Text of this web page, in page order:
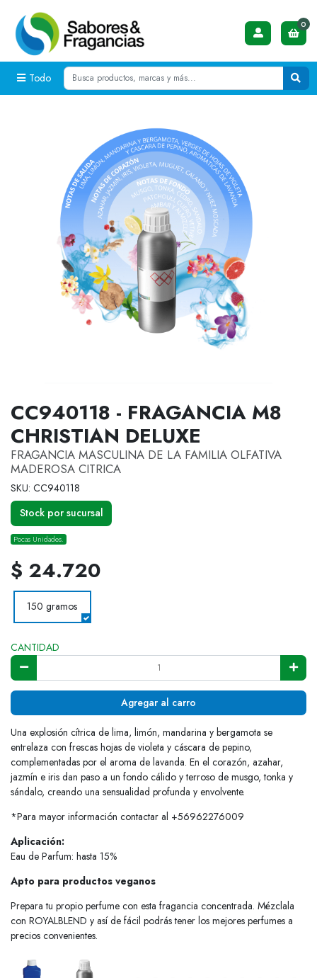
Todo
0
CC940118 - FRAGANCIA M8
CHRISTIAN DELUXE
FRAGANCIA MASCULINA DE LA FAMILIA OLFATIVA
MADEROSA CITRICA
SKU: CC940118
Stock por sucursal
Pocas Unidades.
$ 24.720
150 gramos
CANTIDAD
Agregar al carro
Una explosión cítrica de lima, limón, mandarina y bergamota se
entrelaza con frescas hojas de violeta y cáscara de pepino,
complementadas por el aroma de lavanda. En el corazón, azahar,
jazmín e iris dan paso a un fondo cálido y terroso de musgo, tonka y
sándalo, creando una sensualidad profunda y envolvente.
*Para mayor información contactar al +56962276009
Aplicación:
Eau de Parfum: hasta 15%
Apto para productos veganos
Prepara tu propio perfume con esta fragancia concentrada. Mézclala
con ROYALBLEND y así de fácil podrás tener los mejores perfumes a
precios convenientes.